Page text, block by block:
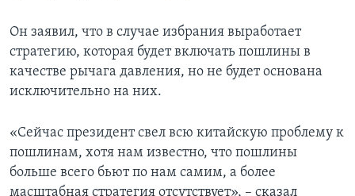
Он заявил, что в случае избрания выработает
стратегию, которая будет включать пошлины в
качестве рычага давления, но не будет основана
исключительно на них.
«Сейчас президент свел всю китайскую проблему к
пошлинам, хотя нам известно, что пошлины
больше всего бьют по нам самим, а более
масштабная стратегия отсутствует», – сказал